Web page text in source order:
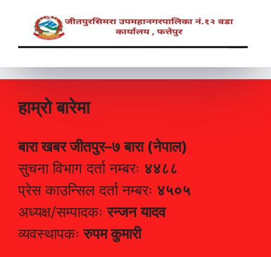
हाम्रो बारेमा
बारा खबर जीतपुर–७ बारा (नेपाल)
सुचना विभाग दर्ता नम्बरः ४४८८
प्रेस काउन्सिल दर्ता नम्बरः ४५०५
अध्यक्ष/सम्पादकःरन्जन यादव
व्यवस्थापकःरुपम कुमारी